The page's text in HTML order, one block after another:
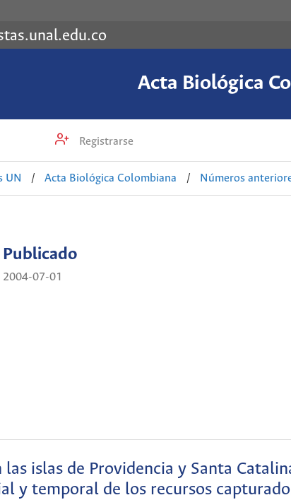
Acta Biológica
Registrarse
UN / Acta Biológica Colombiana / Números
Publicado
2004-07-01
las islas de Providencia y Santa
y temporal de los recursos